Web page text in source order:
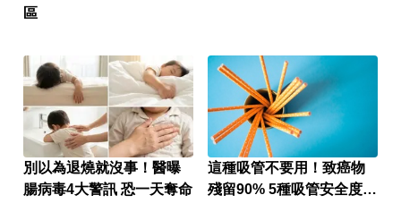
區
別以為退燒就沒事！醫曝
腸病毒4大警訊 恐一天奪命
這種吸管不要用！致癌物
殘留90% 5種吸管安全度排